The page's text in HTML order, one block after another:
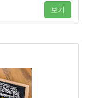
보기